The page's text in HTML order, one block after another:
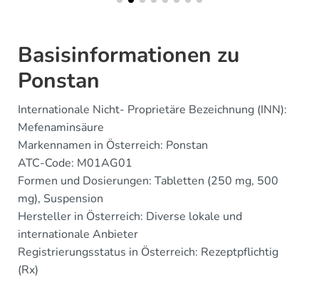
Basisinformationen zu
Ponstan
Internationale Nicht- Proprietäre Bezeichnung (INN):
Mefenaminsäure
Markennamen in Österreich: Ponstan
ATC-Code: M01AG01
Formen und Dosierungen: Tabletten (250 mg, 500
mg), Suspension
Hersteller in Österreich: Diverse lokale und
internationale Anbieter
Registrierungsstatus in Österreich: Rezeptpflichtig
(Rx)